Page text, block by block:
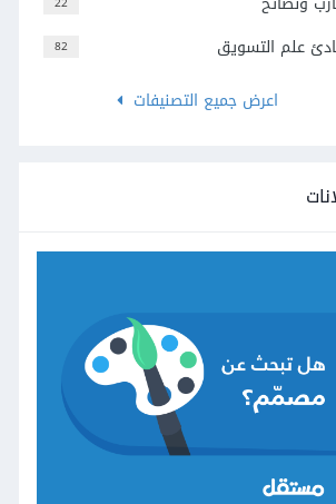
82
علم التسويق
اعرض جميع التصنيفات